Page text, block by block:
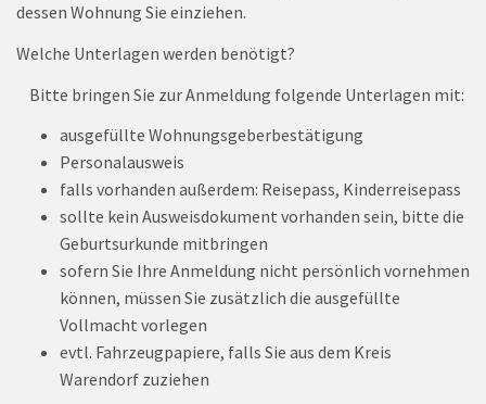
dessen Wohnung Sie einziehen.
Welche Unterlagen werden benötigt?
Bitte bringen Sie zur Anmeldung folgende Unterlagen mit:
ausgefüllte Wohnungsgeberbestätigung
Personalausweis
falls vorhanden außerdem: Reisepass, Kinderreisepass
sollte kein Ausweisdokument vorhanden sein, bitte die
Geburtsurkunde mitbringen
sofern Sie Ihre Anmeldung nicht persönlich vornehmen
können, müssen Sie zusätzlich die ausgefüllte
Vollmacht vorlegen
evtl. Fahrzeugpapiere, falls Sie aus dem Kreis
Warendorf zuziehen